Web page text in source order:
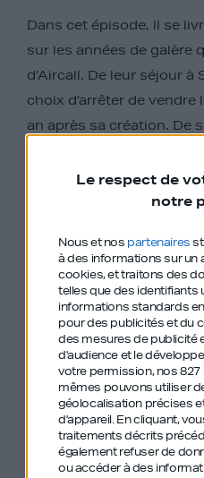
Le respect de
notre
Nous et nos partenaires
à des informations sur un
cookies, et traitons des
telles que des identifiants
informations standards
pour des publicités et du
des mesures de publicité
d'audience et le
votre permission, nos
mêmes pouvons utiliser
géolocalisation précises
d'appareil. En cliquant,
traitements décrits
également refuser de
ou accéder à des
Dans cet épisode, il se
sur les années de galère
d’Aircall. De leur séjour à
choix d’arrêter de
an après sa création. De
record. Jonathan retrace
“Entre 2014 et
million d’euros de
Il nous révèle TOUTES
permis d’avoir
monde entier et de
les deux ans. Il se livre
force de toujours